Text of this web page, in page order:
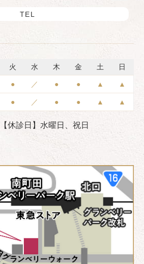
TEL
火 水 木 金 土 日
● ／ ● ● ▲ ▲
● ／ ● ● ▲ ▲
【休診日】水曜日、祝日